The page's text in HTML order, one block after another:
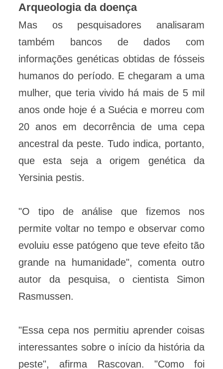
Arqueologia da doença
Mas os pesquisadores analisaram
também bancos de dados com
informações genéticas obtidas de fósseis
humanos do período. E chegaram a uma
mulher, que teria vivido há mais de 5 mil
anos onde hoje é a Suécia e morreu com
20 anos em decorrência de uma cepa
ancestral da peste. Tudo indica, portanto,
que esta seja a origem genética da
Yersinia pestis.
"O tipo de análise que fizemos nos
permite voltar no tempo e observar como
evoluiu esse patógeno que teve efeito tão
grande na humanidade", comenta outro
autor da pesquisa, o cientista Simon
Rasmussen.
"Essa cepa nos permitiu aprender coisas
interessantes sobre o início da história da
peste", afirma Rascovan. "Como foi